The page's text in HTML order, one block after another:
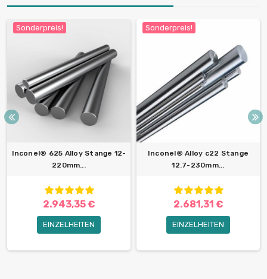
Sonderpreis!
Inconel® 625 Alloy Stange 12-
220mm...
2.943,35 €
EINZELHEITEN
Sonderpreis!
Inconel® Alloy c22 Stange
12.7-230mm...
2.681,31 €
EINZELHEITEN